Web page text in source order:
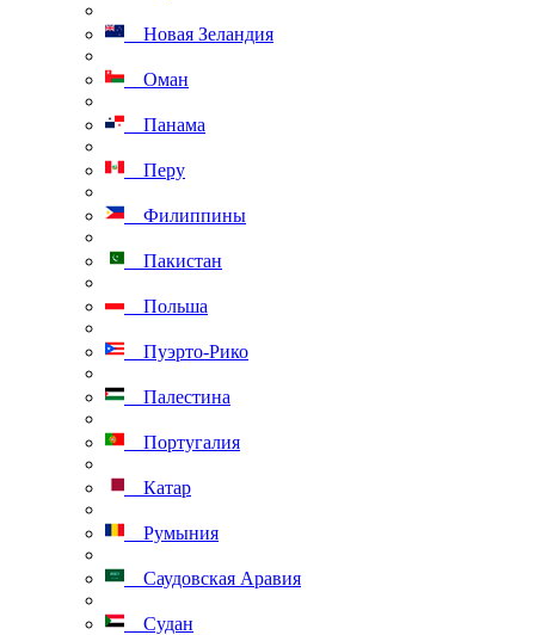
Новая Зеландия
Оман
Панама
Перу
Филиппины
Пакистан
Польша
Пуэрто-Рико
Палестина
Португалия
Катар
Румыния
Саудовская Аравия
Судан